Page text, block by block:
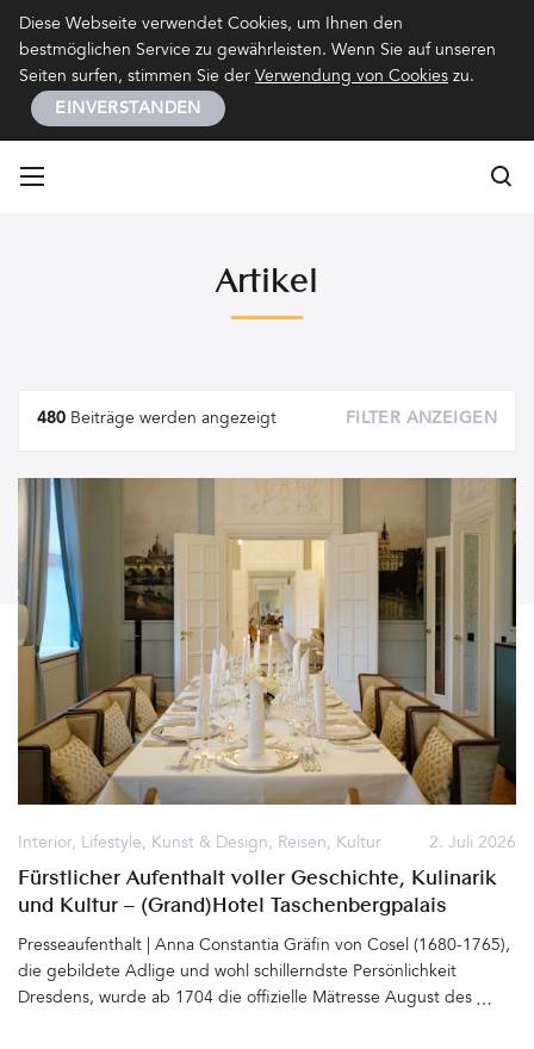
Diese Webseite verwendet Cookies, um Ihnen den
bestmöglichen Service zu gewährleisten. Wenn Sie auf unseren
Seiten surfen, stimmen Sie der Verwendung von Cookies zu.
EINVERSTANDEN
Artikel
Artikel
480 Beiträge werden angezeigt FILTER ANZEIGEN
2. Juli 2026
Interior, Lifestyle, Kunst & Design, Reisen, Kultur
Fürstlicher Aufenthalt voller Geschichte, Kulinarik
und Kultur – (Grand)Hotel Taschenbergpalais
Kempinski Dresden
Presseaufenthalt | Anna Constantia Gräfin von Cosel (1680-1765),
die gebildete Adlige und wohl schillerndste Persönlichkeit
Dresdens, wurde ab 1704 die offizielle Mätresse August des